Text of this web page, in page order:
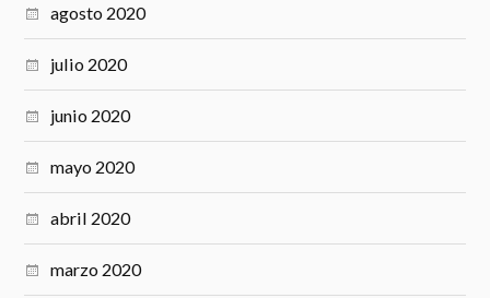
agosto 2020
julio 2020
junio 2020
mayo 2020
abril 2020
marzo 2020